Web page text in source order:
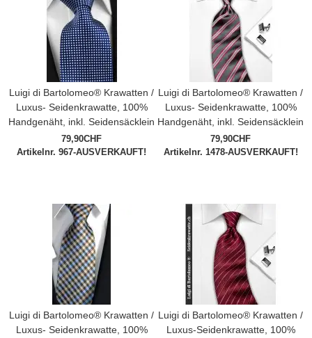
Luigi di Bartolomeo® Krawatten /
Luxus- Seidenkrawatte, 100%
Handgenäht, inkl. Seidensäcklein
79,90CHF
Artikelnr. 967-AUSVERKAUFT!
Luigi di Bartolomeo® Krawatten /
Luxus- Seidenkrawatte, 100%
Handgenäht, inkl. Seidensäcklein
79,90CHF
Artikelnr. 1478-AUSVERKAUFT!
Luigi di Bartolomeo® Krawatten /
Luxus- Seidenkrawatte, 100%
Luigi di Bartolomeo® Krawatten /
Luxus-Seidenkrawatte, 100%